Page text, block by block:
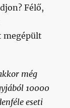
Félő,
megépült
még
10000
eseti